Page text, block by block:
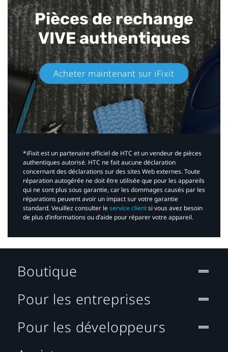
Pièces de rechange
VIVE authentiques​
Acheter maintenant sur iFixit​
*iFixit est un partenaire officiel de HTC et un vendeur de pièces
authentiques autorisé. HTC ne fait aucune déclaration
concernant des déclarations sur des sites Web externes. Toute
réparation autogérée ne doit être utilisée que pour les appareils
qui ne sont plus sous garantie, car les dommages causés par les
réparations peuvent avoir un impact sur votre garantie
standard. Veuillez consulter leservice clientsi vous avez besoin
de plus d’informations ou d’aide pour réparer votre appareil.​
Boutique
Pour les entreprises
Pour les développeurs